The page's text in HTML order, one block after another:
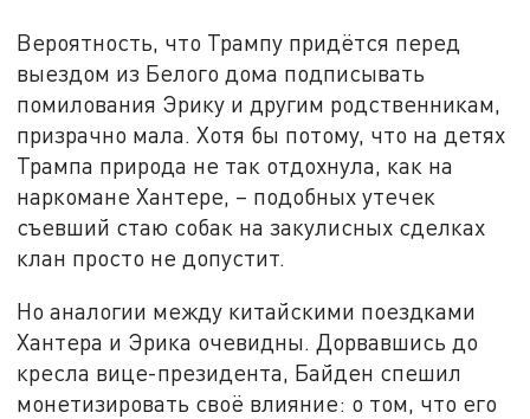
Вероятность, что Трампу придётся перед
выездом из Белого дома подписывать
помилования Эрику и другим родственникам,
призрачно мала. Хотя бы потому, что на детях
Трампа природа не так отдохнула, как на
наркомане Хантере, – подобных утечек
съевший стаю собак на закулисных сделках
клан просто не допустит.
Но аналогии между китайскими поездками
Хантера и Эрика очевидны. Дорвавшись до
кресла вице-президента, Байден спешил
монетизировать своё влияние: о том, что его